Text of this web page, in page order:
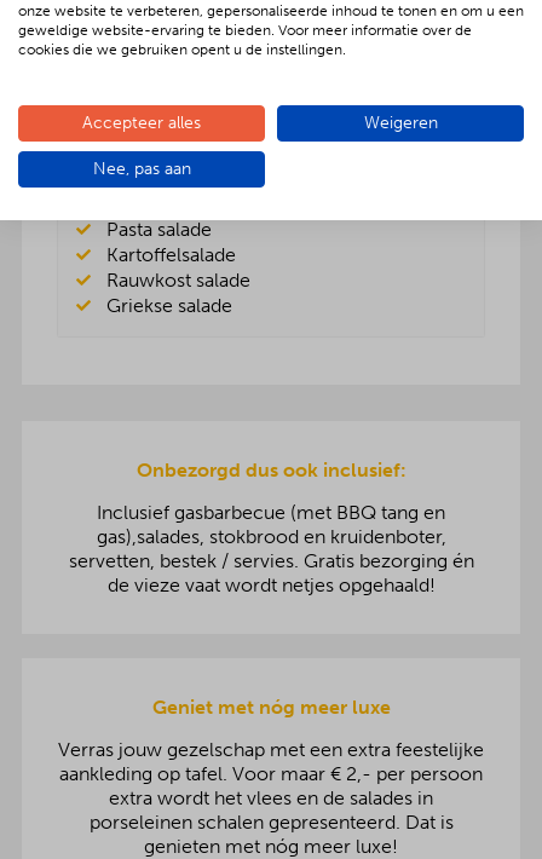
Kartoffelsalade
Lekker anders aangevuld € 2,00 p.p.
Rundvleessalade
Vers fruitsalade
Pasta salade
Kartoffelsalade
Rauwkost salade
Griekse salade
Onbezorgd dus ook inclusief:
Inclusief gasbarbecue (met BBQ tang en
gas),salades, stokbrood en kruidenboter,
servetten, bestek / servies. Gratis bezorging én
de vieze vaat wordt netjes opgehaald!
Geniet met nóg meer luxe
Verras jouw gezelschap met een extra feestelijke
aankleding op tafel. Voor maar € 2,- per persoon
extra wordt het vlees en de salades in
porseleinen schalen gepresenteerd. Dat is
genieten met nóg meer luxe!
onze website te verbeteren, gepersonaliseerde inhoud te tonen en om u een
geweldige website-ervaring te bieden. Voor meer informatie over de
cookies die we gebruiken opent u de instellingen.
Accepteer alles Weigeren
Nee, pas aan